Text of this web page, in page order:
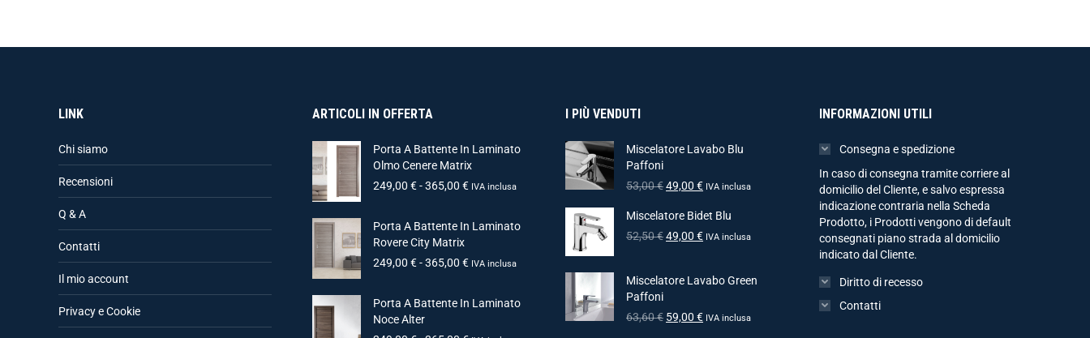
LINK
Chi siamo
Recensioni
Q & A
Contatti
Il mio account
Privacy e Cookie
ARTICOLI IN OFFERTA
Porta A Battente In Laminato
Olmo Cenere Matrix
249,00 € - 365,00 € IVA inclusa
Porta A Battente In Laminato
Rovere City Matrix
249,00 € - 365,00 € IVA inclusa
Porta A Battente In Laminato
Noce Alter
I PIÙ VENDUTI
Miscelatore Lavabo Blu
Paffoni
53,00€49,00 € IVA inclusa
Miscelatore Bidet Blu
52,50€49,00 € IVA inclusa
Miscelatore Lavabo Green
Paffoni
63,60€ 59,00 € IVA inclusa
INFORMAZIONI UTILI
Consegna e spedizione
In caso di consegna tramite corriere al
domicilio del Cliente, e salvo espressa
indicazione contraria nella Scheda
Prodotto, i Prodotti vengono di default
consegnati piano strada al domicilio
indicato dal Cliente.
Diritto di recesso
Contatti